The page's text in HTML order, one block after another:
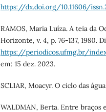
https://dx.doi.org/10.11606/
RAMOS, Maria Luíza. A teia da
Horizonte, v. 4, p. 76-137, 1980.
https://periodicos.ufmg.br/
em: 15 dez. 2023.
SCLIAR, Moacyr. O ciclo das
WALDMAN, Berta. Entre braços